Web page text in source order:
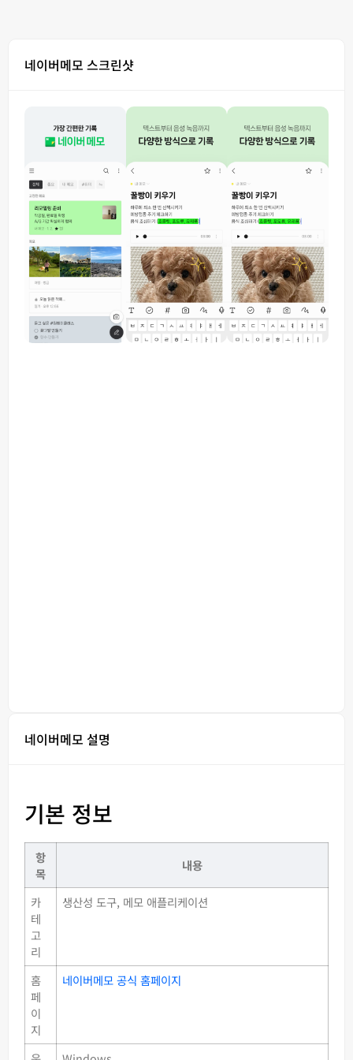
네이버메모 스크린샷
네이버메모 설명
기본 정보
항
목
내용
카
테
고
리
생산성 도구, 메모 애플리케이션
홈
페
이
지
네이버메모 공식 홈페이지